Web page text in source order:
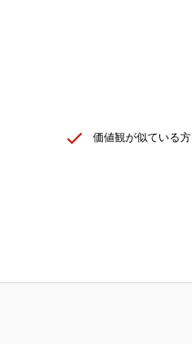
価値観が似ている方